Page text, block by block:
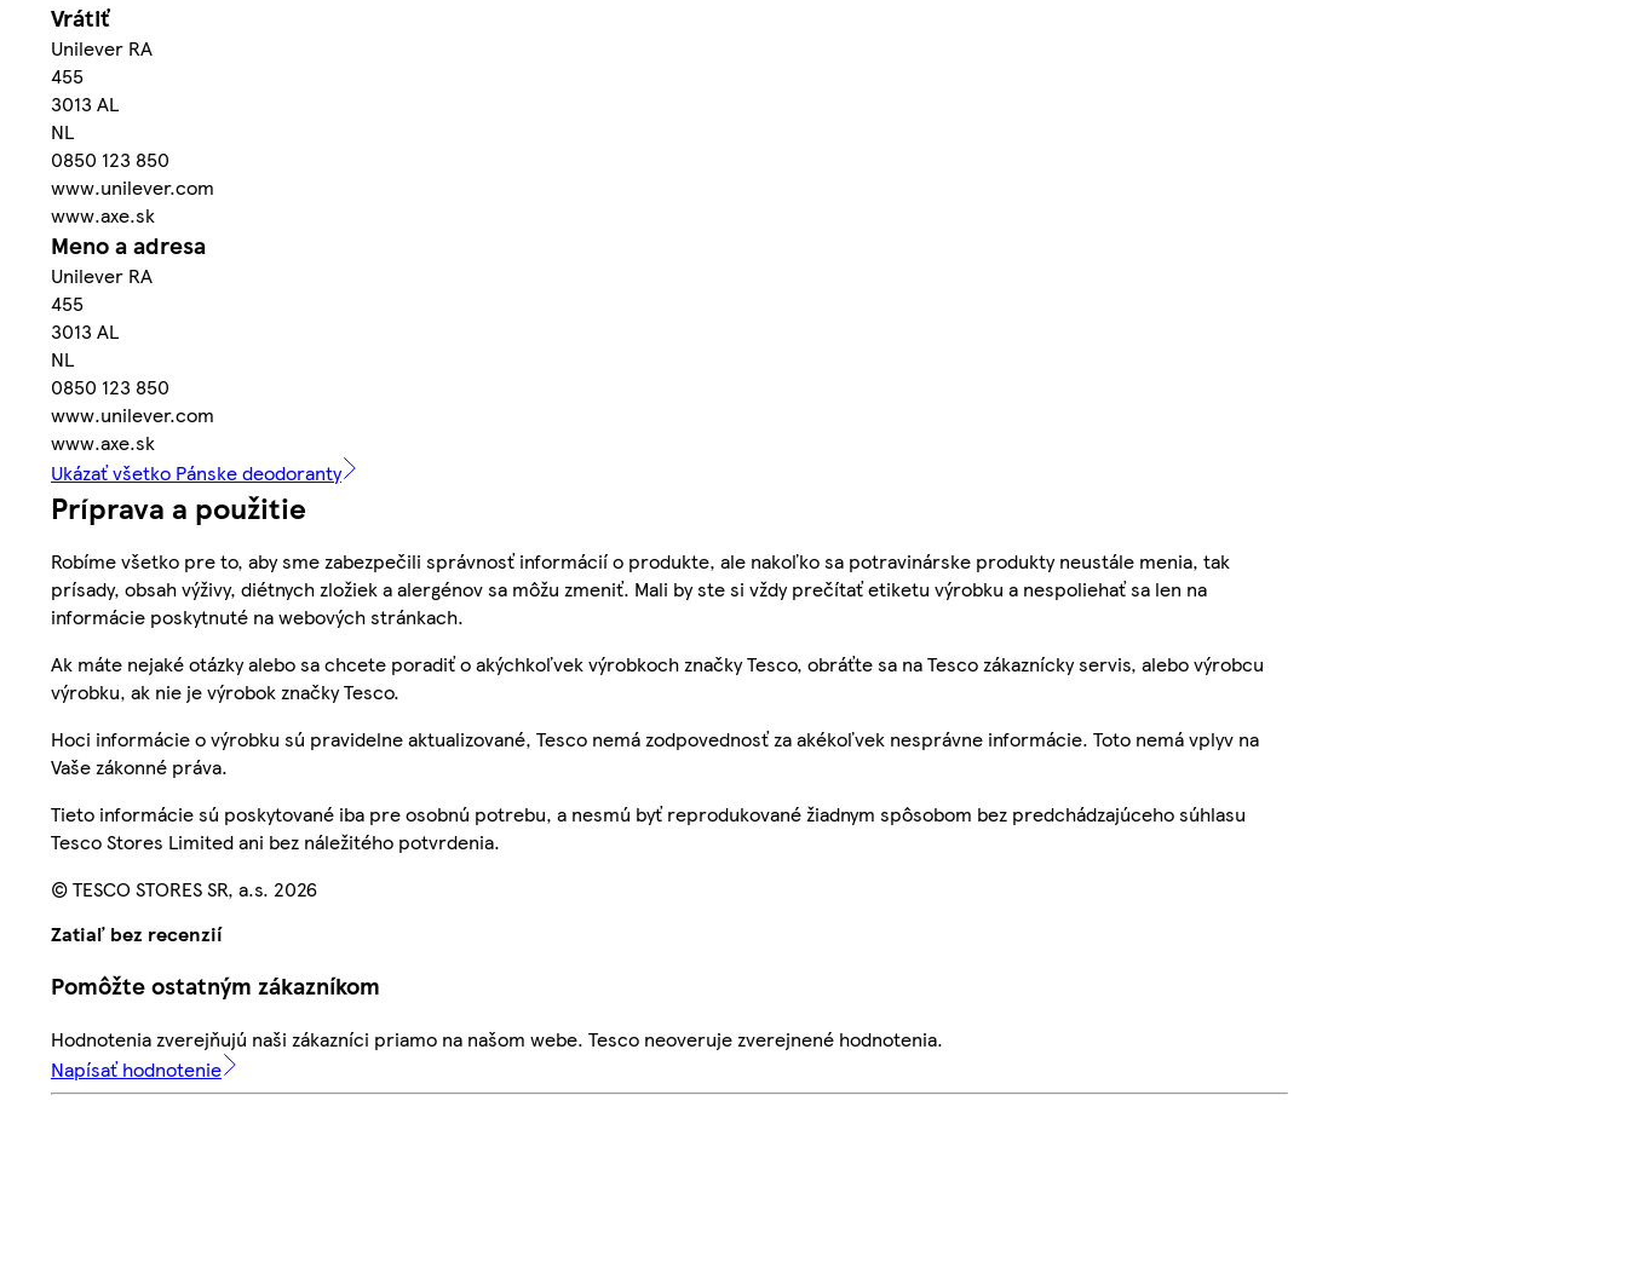
Vrátiť
Unilever RA
455
3013 AL
NL
0850 123 850
www.unilever.com
www.axe.sk
Meno a adresa
Unilever RA
455
3013 AL
NL
0850 123 850
www.unilever.com
www.axe.sk
Ukázať všetko Pánske deodoranty
Príprava a použitie
Robíme všetko pre to, aby sme zabezpečili správnosť informácií o produkte, ale nakoľko sa potravinárske produkty neustále menia, tak
prísady, obsah výživy, diétnych zložiek a alergénov sa môžu zmeniť. Mali by ste si vždy prečítať etiketu výrobku a nespoliehať sa len na
informácie poskytnuté na webových stránkach.
Ak máte nejaké otázky alebo sa chcete poradiť o akýchkoľvek výrobkoch značky Tesco, obráťte sa na Tesco zákaznícky servis, alebo výrobcu
výrobku, ak nie je výrobok značky Tesco.
Hoci informácie o výrobku sú pravidelne aktualizované, Tesco nemá zodpovednosť za akékoľvek nesprávne informácie. Toto nemá vplyv na
Vaše zákonné práva.
Tieto informácie sú poskytované iba pre osobnú potrebu, a nesmú byť reprodukované žiadnym spôsobom bez predchádzajúceho súhlasu
Tesco Stores Limited ani bez náležitého potvrdenia.
© TESCO STORES SR, a.s. 2026
Zatiaľ bez recenzií
Pomôžte ostatným zákazníkom
Hodnotenia zverejňujú naši zákazníci priamo na našom webe. Tesco neoveruje zverejnené hodnotenia.
Napísať hodnotenie